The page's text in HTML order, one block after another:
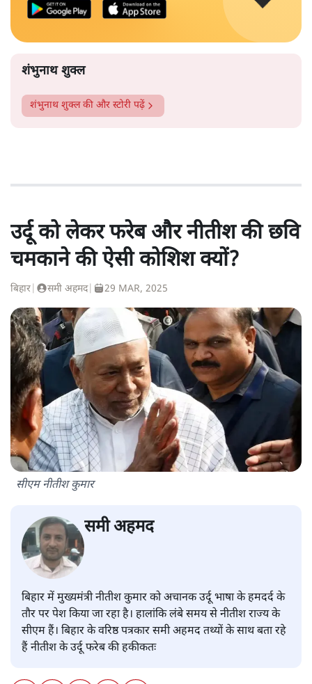
शंभुनाथ शुक्ल
शंभुनाथ शुक्लकी और स्टोरी पढ़ें
उर्दू को लेकर फरेब और नीतीश की छवि
चमकाने की ऐसी कोशिश क्यों?
बिहार समी अहमद| 29 MAR, 2025
सीएम नीतीश कुमार
समी अहमद
बिहार में मुख्यमंत्री नीतीश कुमार को अचानक उर्दू भाषा के हमदर्द के
तौर पर पेश किया जा रहा है। हालांकि लंबे समय से नीतीश राज्य के
सीएम हैं। बिहार के वरिष्ठ पत्रकार समी अहमद तथ्यों के साथ बता रहे
हैं नीतीश के उर्दू फरेब की हकीकतः